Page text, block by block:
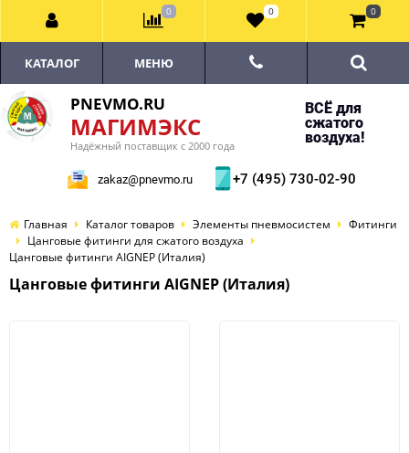
PNEVMO.RU
МАГИМЭКС
Надёжный поставщик с 2000 года
ВСЁ для
сжатого
воздуха!
zakaz@pnevmo.ru +7 (495) 730-02-90
КАТАЛОГ МЕНЮ
Главная Каталог товаров Элементы пневмосистем
Фитинги
Цанговые фитинги для сжатого воздуха
Цанговые фитинги AIGNEP (Италия)
Цанговые фитинги AIGNEP (Италия)
0 0 0